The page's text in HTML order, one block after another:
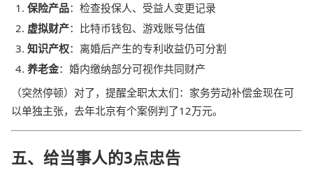
保险产品：检查投保人、受益人变更记录
虚拟财产：比特币钱包、游戏账号估值
知识产权：离婚后产生的专利收益仍可分割
养老金：婚内缴纳部分可视作共同财产
（突然停顿）对了，提醒全职太太们：家务劳动补偿金现在可
以单独主张，去年北京有个案例判了12万元。
五、给当事人的3点忠告